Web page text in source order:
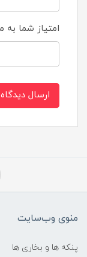
امتیاز شما
ارسال دیدگاه
منوی وب‌سایت
پنکه ها و بخاری ها